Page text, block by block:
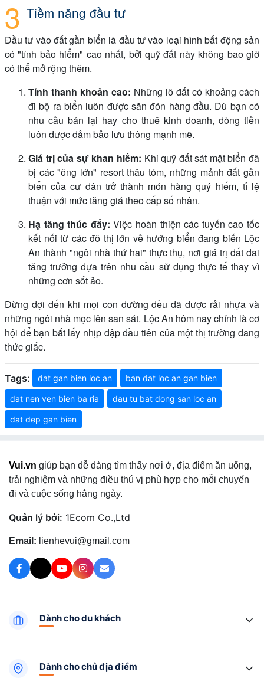
Tiềm năng đầu tư
Đầu tư vào đất gần biển là đầu tư vào loại hình bất động sản
có "tính bảo hiểm" cao nhất, bởi quỹ đất này không bao giờ
có thể mở rộng thêm.
Tính thanh khoản cao: Những lô đất có khoảng cách
đi bộ ra biển luôn được săn đón hàng đầu. Dù bạn có
nhu cầu bán lại hay cho thuê kinh doanh, dòng tiền
luôn được đảm bảo lưu thông mạnh mẽ.
Giá trị của sự khan hiếm: Khi quỹ đất sát mặt biển đã
bị các "ông lớn" resort thâu tóm, những mảnh đất gần
biển của cư dân trở thành món hàng quý hiếm, tỉ lệ
thuận với mức tăng giá theo cấp số nhân.
Hạ tầng thúc đẩy: Việc hoàn thiện các tuyến cao tốc
kết nối từ các đô thị lớn về hướng biển đang biến Lộc
An thành "ngôi nhà thứ hai" thực thụ, nơi giá trị đất đai
tăng trưởng dựa trên nhu cầu sử dụng thực tế thay vì
những cơn sốt ảo.
Đừng đợi đến khi mọi con đường đều đã được rải nhựa và
những ngôi nhà mọc lên san sát. Lộc An hôm nay chính là cơ
hội để bạn bắt lấy nhịp đập đầu tiên của một thị trường đang
thức giấc.
Tags: dat gan bien loc an ban dat loc an gan bien
dat nen ven bien ba ria dau tu bat dong san loc an
dat dep gan bien
Vui.vn giúp bạn dễ dàng tìm thấy nơi ở, địa điểm ăn uống,
trải nghiệm và những điều thú vị phù hợp cho mỗi chuyến
đi và cuộc sống hằng ngày.
Quản lý bởi: 1Ecom Co.,Ltd
Email: lienhevui@gmail.com
Dành cho du khách
Dành cho chủ địa điểm